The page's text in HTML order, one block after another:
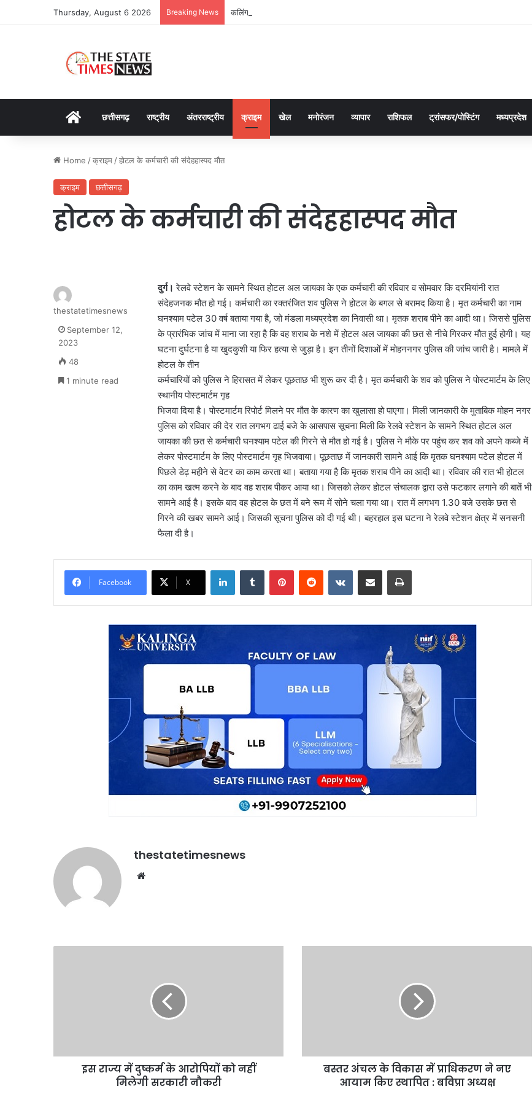
Thursday, August 6 2026 Breaking News कलिंगा विश्वविद्यालय ने इंडक्शन प्रोग्राम 2026 का सफलतापूर्वक आयोजन
Homeछत्तीसगढ़ राष्ट्रीय अंतरराष्ट्रीय क्राइम खेल मनोरंजन व्यापार राशिफल ट्रांसफर/पोस्टिंग मध्यप्रदेश
Home /क्राइम /होटल के कर्मचारी की संदेहहास्पद मौत
क्राइम छत्तीसगढ़
होटल के कर्मचारी की संदेहहास्पद मौत
दुर्ग। रेलवे स्टेशन के सामने स्थित होटल अल जायका के एक कर्मचारी की रविवार व सोमवार कि दरमियांनी रात
संदेहजनक मौत हो गई। कर्मचारी का रक्तरंजित शव पुलिस ने होटल के बगल से बरामद किया है। मृत कर्मचारी का नाम
घनश्याम पटेल 30 वर्ष बताया गया है, जो मंडला मध्यप्रदेश का निवासी था। मृतक शराब पीने का आदी था। जिससे पुलिस
के प्रारंभिक जांच में माना जा रहा है कि वह शराब के नशे में होटल अल जायका की छत से नीचे गिरकर मौत हुई होगी। यह
घटना दुर्घटना है या खुदकुशी या फिर हत्या से जुड़ा है। इन तीनों दिशाओं में मोहननगर पुलिस की जांच जारी है। मामले में
होटल के तीन
कर्मचारियों को पुलिस ने हिरासत में लेकर पूछताछ भी शुरू कर दी है। मृत कर्मचारी के शव को पुलिस ने पोस्टमार्टम के लिए
स्थानीय पोस्टमार्टम गृह
भिजवा दिया है। पोस्टमार्टम रिपोर्ट मिलने पर मौत के कारण का खुलासा हो पाएगा। मिली जानकारी के मुताबिक मोहन नगर
पुलिस को रविवार की देर रात लगभग ढाई बजे के आसपास सूचना मिली कि रेलवे स्टेशन के सामने स्थित होटल अल
जायका की छत से कर्मचारी घनश्याम पटेल की गिरने से मौत हो गई है। पुलिस ने मौके पर पहुंच कर शव को अपने कब्जे में
लेकर पोस्टमार्टम के लिए पोस्टमार्टम गृह भिजवाया। पूछताछ में जानकारी सामने आई कि मृतक घनश्याम पटेल होटल में
पिछले डेढ़ महीने से वेटर का काम करता था। बताया गया है कि मृतक शराब पीने का आदी था। रविवार की रात भी होटल
का काम खत्म करने के बाद वह शराब पीकर आया था। जिसको लेकर होटल संचालक द्वारा उसे फटकार लगाने की बातें भी
सामने आई है। इसके बाद वह होटल के छत में बने रूम में सोने चला गया था। रात में लगभग 1.30 बजे उसके छत से
गिरने की खबर सामने आई। जिसकी सूचना पुलिस को दी गई थी। बहरहाल इस घटना ने रेलवे स्टेशन क्षेत्र में सनसनी
फैला दी है।
thestatetimesnews
September 12,
2023
48
1 minute read
Facebook X
LinkedInTumblr PinterestReddit VKontakteShare via Email Print
thestatetimesnews
मिलेगी
इस राज्य में दुष्कर्म के आरोपियों को नहीं
मिलेगी सरकारी नौकरी
आयाम
बस्तर अंचल के विकास में प्राधिकरण ने नए
आयाम किए स्थापित : बविप्रा अध्यक्ष